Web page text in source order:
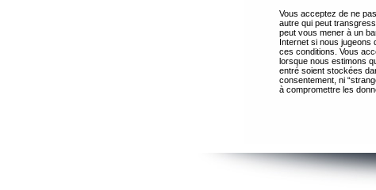
Vous acceptez de ne
autre qui peut
peut vous mener à un
Internet si nous jugeons
ces conditions. Vous
lorsque nous estimons
entré soient stockées
consentement, ni
à compromettre les